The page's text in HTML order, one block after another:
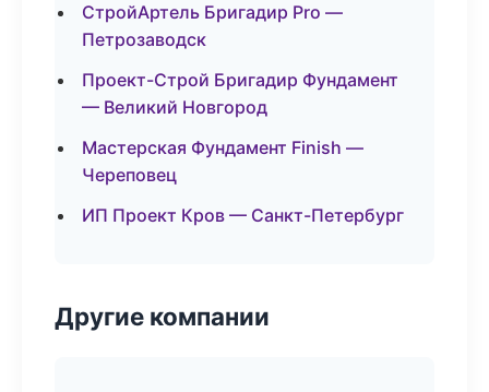
СтройАртель Бригадир Pro —
Петрозаводск
Проект-Строй Бригадир Фундамент
— Великий Новгород
Мастерская Фундамент Finish —
Череповец
ИП Проект Кров — Санкт-Петербург
Другие компании